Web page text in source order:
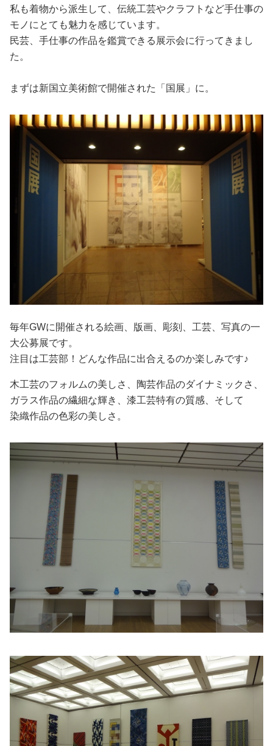
私も着物から派生して、伝統工芸やクラフトなど手仕事の
モノにとても魅力を感じています。
民芸、手仕事の作品を鑑賞できる展示会に行ってきまし
た。
まずは新国立美術館で開催された「国展」に。
毎年GWに開催される絵画、版画、彫刻、工芸、写真の一
大公募展です。
注目は工芸部！どんな作品に出合えるのか楽しみです♪
木工芸のフォルムの美しさ、陶芸作品のダイナミックさ、
ガラス作品の繊細な輝き、漆工芸特有の質感、そして
染織作品の色彩の美しさ。